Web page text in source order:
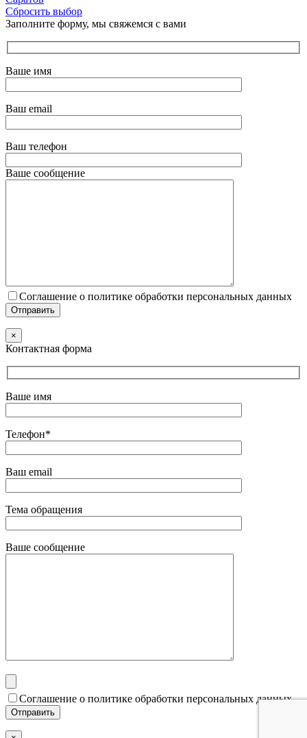
Сбросить выбор
Заполните форму, мы свяжемся с вами
Ваше имя
Ваш email
Ваш телефон
Ваше сообщение
Соглашение о политике обработки персональных данных
×
Контактная форма
Ваше имя
Телефон*
Ваш email
Тема обращения
Ваше сообщение
Соглашение о политике обработки персональных данных